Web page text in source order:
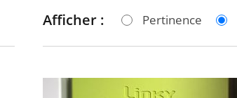
Afficher : Pertinence